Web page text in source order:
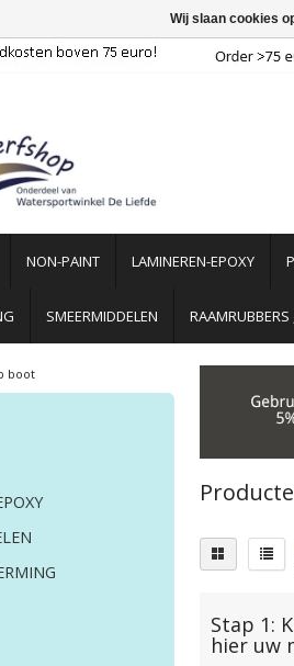
NON-PAINT LAMINEREN-EPOXY
SMEERMIDDELEN RAAMRUBBERS
boot
Stap 1:
hier uw
Wij slaan cookies